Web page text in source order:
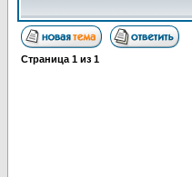
Страница 1 из 1